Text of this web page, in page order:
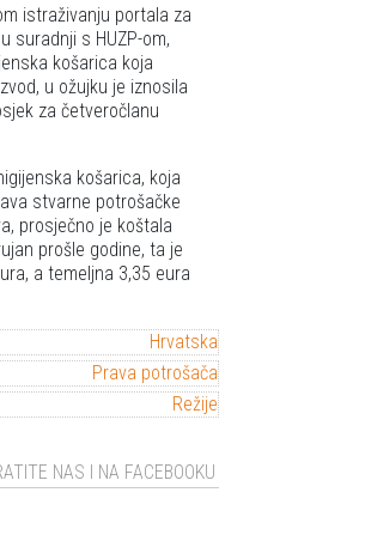
istraživanju portala za
suradnji s HUZP-om,
košarica koja
u ožujku je iznosila
za četveročlanu
košarica, koja
stvarne potrošačke
prosječno je koštala
prošle godine, ta je
a temeljna 3,35 eura
Hrvatska
Prava potrošača
Režije
NAS I NA FACEBOOKU